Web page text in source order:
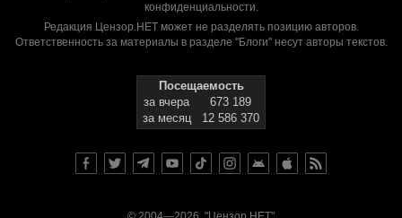
конфиденциальности.
Редакция Цензор.НЕТ может не разделять позицию авторов.
Ответственность за материалы в разделе "Блоги" несут авторы текстов.
Посещаемость
за вчера
673 189
за месяц
12 586 370